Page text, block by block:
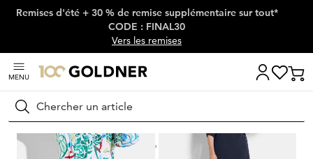
Passer la navigation, aller directement au contenu
Remises d'été + 30 % de remise supplémentaire sur tout*
CODE : FINAL30
Vers les remises
MENU
Rechercher
Maison Mode femme
Vêtements de voyage